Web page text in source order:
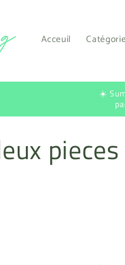
Acceuil Catégorie
☀️